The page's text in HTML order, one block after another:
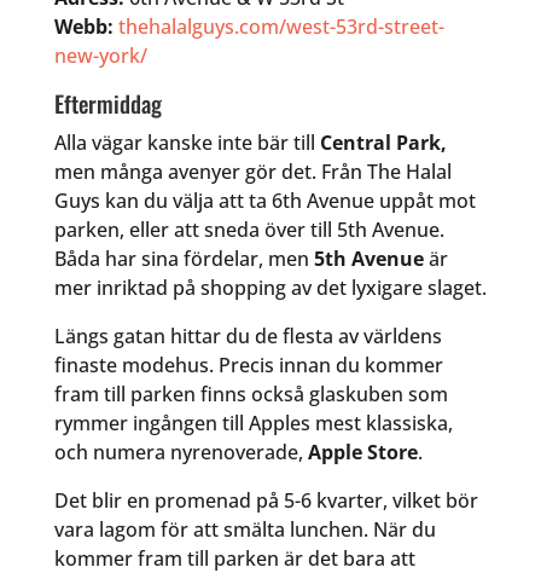
Webb: thehalalguys.com/west-53rd-street-
new-york/
Eftermiddag
Alla vägar kanske inte bär till Central Park,
men många avenyer gör det. Från The Halal
Guys kan du välja att ta 6th Avenue uppåt mot
parken, eller att sneda över till 5th Avenue.
Båda har sina fördelar, men 5th Avenueär
mer inriktad på shopping av det lyxigare slaget.
Längs gatan hittar du de flesta av världens
finaste modehus. Precis innan du kommer
fram till parken finns också glaskuben som
rymmer ingången till Apples mest klassiska,
och numera nyrenoverade, Apple Store.
Det blir en promenad på 5-6 kvarter, vilket bör
vara lagom för att smälta lunchen. När du
kommer fram till parken är det bara att